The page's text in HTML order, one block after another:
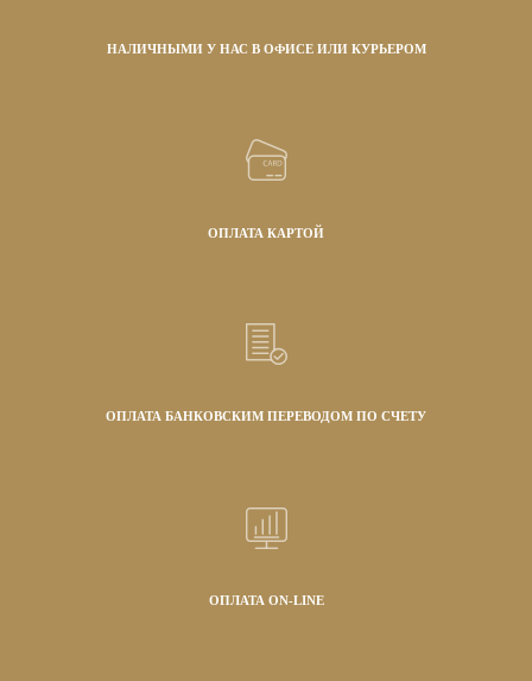
НАЛИЧНЫМИ У НАС В ОФИСЕ ИЛИ КУРЬЕРОМ
ОПЛАТА КАРТОЙ
ОПЛАТА БАНКОВСКИМ ПЕРЕВОДОМ ПО СЧЕТУ
ОПЛАТА ON-LINE